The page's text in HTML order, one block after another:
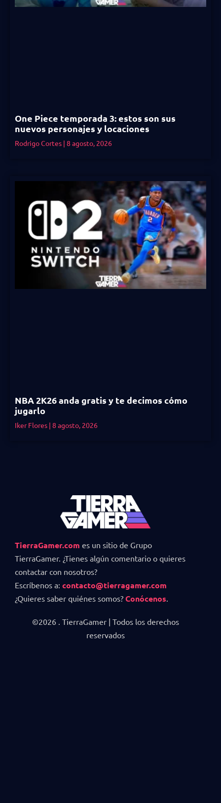
One Piece temporada 3: estos son sus
nuevos personajes y locaciones
Rodrigo Cortes 8 agosto, 2026
NBA 2K26 anda gratis y te decimos cómo
jugarlo
Iker Flores 8 agosto, 2026
TierraGamer.com es un sitio de Grupo
TierraGamer. ¿Tienes algún comentario o quieres
contactar con nosotros?
Escríbenos a: contacto@tierragamer.com
¿Quieres saber quiénes somos? Conócenos
©2026 . TierraGamer | Todos los derechos
reservados